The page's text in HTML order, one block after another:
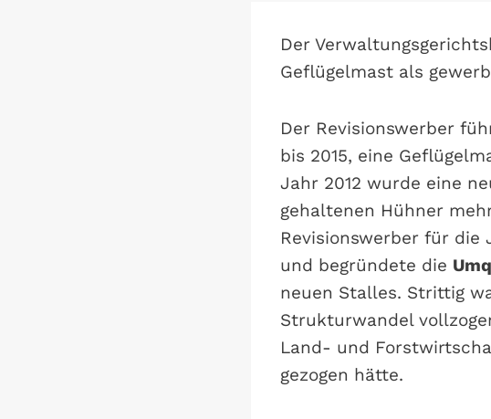
Der
Geflügelmast als
Der Revisionswerber
bis 2015, eine
Jahr 2012 wurde eine
gehaltenen Hühner
Revisionswerber für die
und begründete die
neuen Stalles. Strittig
Strukturwandel
Land- und
gezogen hätte.